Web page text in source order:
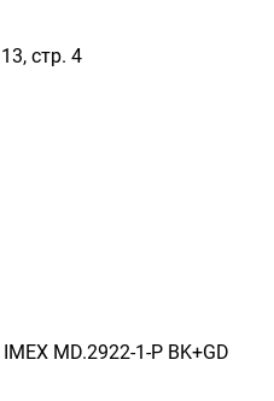
стр. 4
MD.2922-1-P BK+GD